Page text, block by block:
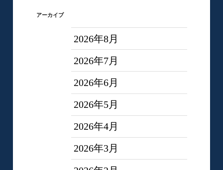
アーカイブ
2026年8月
2026年7月
2026年6月
2026年5月
2026年4月
2026年3月